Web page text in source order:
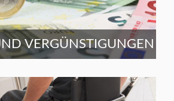
VERGÜNSTIGUNGEN